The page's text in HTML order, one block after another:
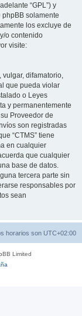
“GPL”) y
phpBB solamente
los excluye de
o contenido
visite:
difamatorio,
que pueda violar
o Leyes
y permanentemente
Proveedor de
son registradas
“CTMS” tiene
en cualquier
que cualquier
base de datos.
tercera parte sin
responsables por
sean
horarios son UTC+02:00
Limited